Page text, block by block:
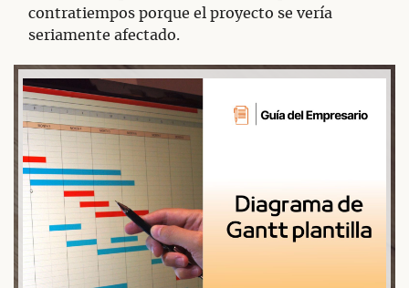
contratiempos porque el proyecto se vería
seriamente afectado.